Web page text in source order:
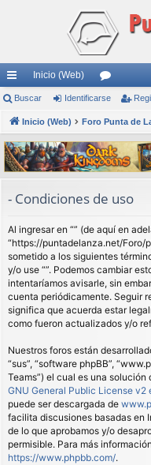
nl
ac
es
rá
s
Inicio (Web)
or
os
Buscar Identificarse
Inicio (Web) Foro Punta de
- Condiciones de uso
Al ingresar en “” (de aquí en
“https://puntadelanza.net/Foro/
sometido a los siguientes
y/o use “”. Podemos cambiar
intentaríamos avisarle, sin
cuenta periódicamente. Seguir
significa que acuerda estar
como fueron actualizados y/o
Nuestros foros están
“sus”, “software phpBB”,
Teams”) el cual es una solución
GNU General Public License v2
puede ser descargada de
facilita discusiones basadas en
de lo que aprobamos y/o
permisible. Para más
https://www.phpbb.com/.